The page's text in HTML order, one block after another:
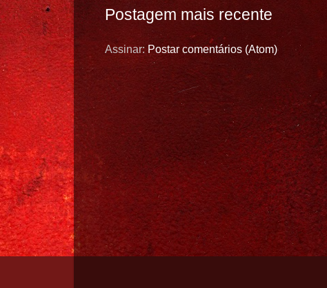
Postagem mais recente
Assinar: Postar comentários (Atom)